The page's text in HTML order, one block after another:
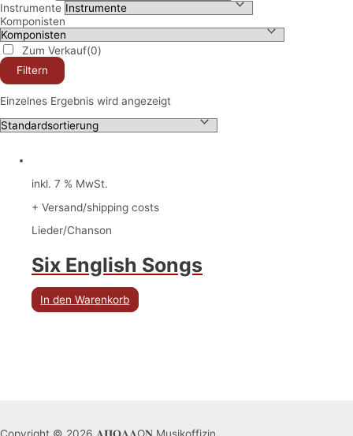
Instrumente
Komponisten
Zum Verkauf(0)
Filtern
Einzelnes Ergebnis wird angezeigt
inkl. 7 % MwSt.
+ Versand/shipping costs
Lieder/Chanson
Six English Songs
In den Warenkorb
Copyright © 2026 𝚨𝚷𝚶𝚲𝚲Ω𝚴 Musikoffizin